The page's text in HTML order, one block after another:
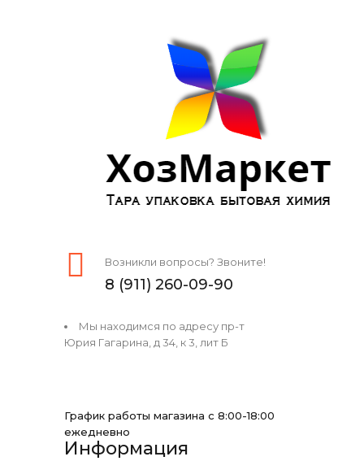
Возникли вопросы? Звоните!
8 (911) 260-09-90
Мы находимся по адресу пр-т
Юрия Гагарина, д 34, к 3, лит Б
График работы магазина с 8:00-18:00
ежедневно
Информация